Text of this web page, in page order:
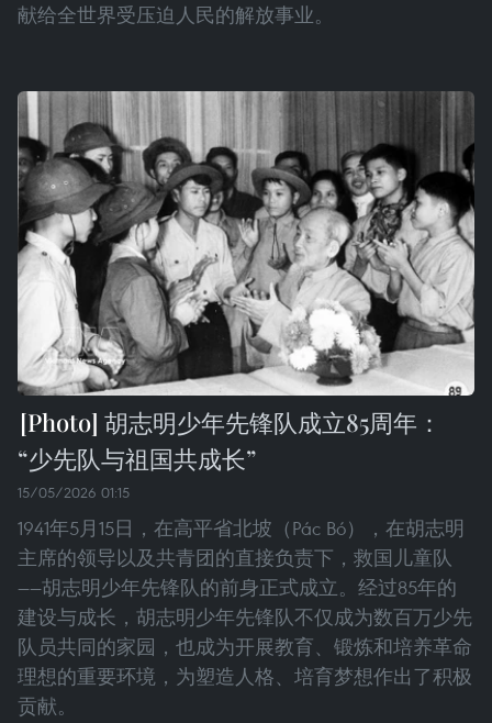
献给全世界受压迫人民的解放事业。
胡志明少年先锋队成立85周年：
“少先队与祖国共成长”
15/05/2026 01:15
1941年5月15日，在高平省北坡（Pác Bó），在胡志明
主席的领导以及共青团的直接负责下，救国儿童队
——胡志明少年先锋队的前身正式成立。经过85年的
建设与成长，胡志明少年先锋队不仅成为数百万少先
队员共同的家园，也成为开展教育、锻炼和培养革命
理想的重要环境，为塑造人格、培育梦想作出了积极
贡献。